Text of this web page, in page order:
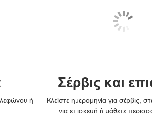
ή
Σέρβις και
Κλείστε ημερομηνία για σέρβις,
για επισκευή ή μάθετε